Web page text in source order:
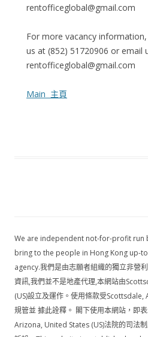
rentofficeglobal@gmail.com
For more vacancy
us at (852) 51720906 or email
rentofficeglobal@gmail.com
Main 主頁
We are independent not-for-profit run
bring to the people in Hong Kong up-
agency.我們是由志願者組織的獨立非營
資訊,我們並不是地產代理,本網站由
(US)設立及運作。使用條款受
規管並 據此詮釋。 閣下使用本網站，即
Arizona, United States (US)法院的司法